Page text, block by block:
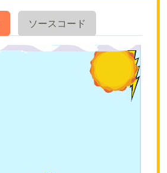
ソースコード